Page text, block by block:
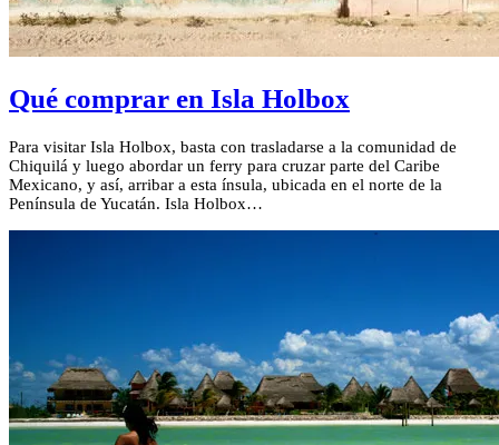
Qué comprar en Isla Holbox
Para visitar Isla Holbox, basta con trasladarse a la comunidad de
Chiquilá y luego abordar un ferry para cruzar parte del Caribe
Mexicano, y así, arribar a esta ínsula, ubicada en el norte de la
Península de Yucatán. Isla Holbox…